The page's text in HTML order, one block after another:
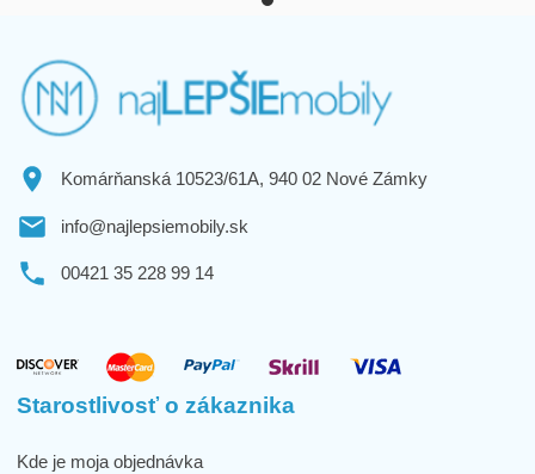
Komárňanská 10523/61A, 940 02 Nové Zámky
info@najlepsiemobily.sk
00421 35 228 99 14
Starostlivosť o zákaznika
Kde je moja objednávka